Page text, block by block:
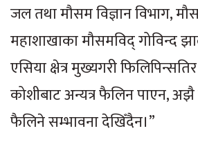
जल तथा मौसम विज्ञान विभाग,
महाशाखाका मौसमविद् गोविन्द
एसिया क्षेत्र मुख्यगरी
कोशीबाट अन्यत्र फैलिन पाएन,
फैलिने सम्भावना देखिँदैन।”